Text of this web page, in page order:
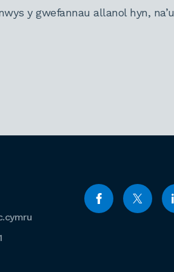
y gwefannau allanol hyn, na’u